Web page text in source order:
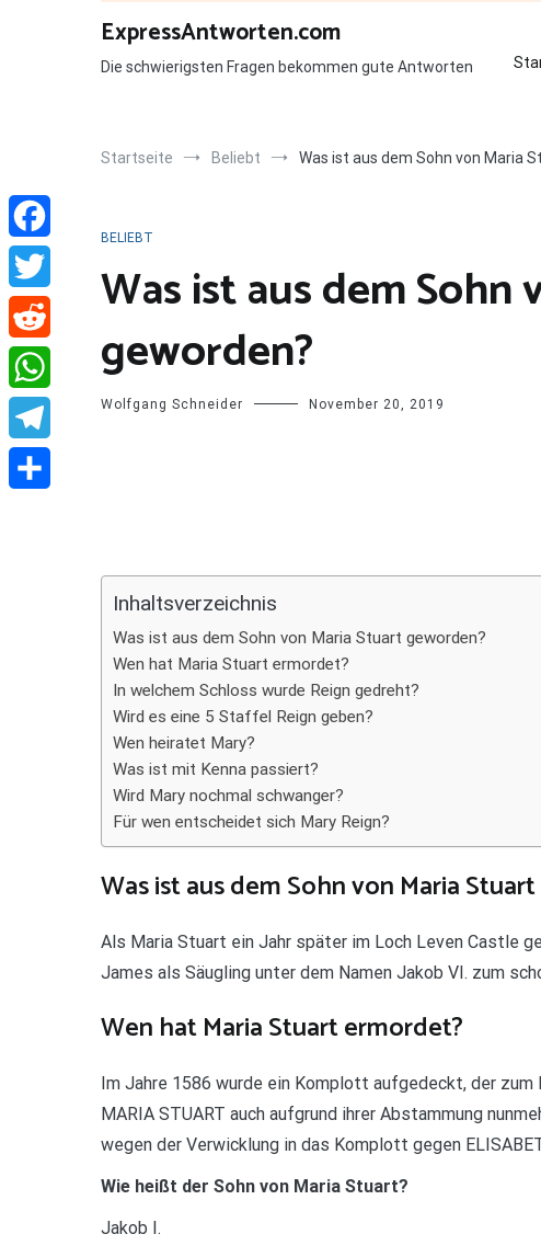
ExpressAntworten.com
Die schwierigsten Fragen bekommen gute Antworten
Startseite Beliebt Was ist aus dem Sohn von Maria
BELIEBT
Was ist aus dem Sohn
geworden?
Wolfgang Schneider November 20, 2019
Inhaltsverzeichnis
Was ist aus dem Sohn von Maria Stuart geworden?
Wen hat Maria Stuart ermordet?
In welchem Schloss wurde Reign gedreht?
Wird es eine 5 Staffel Reign geben?
Wen heiratet Mary?
Was ist mit Kenna passiert?
Wird Mary nochmal schwanger?
Für wen entscheidet sich Mary Reign?
Was ist aus dem Sohn von Maria
Als Maria Stuart ein Jahr später im Loch Leven Castle
James als Säugling unter dem Namen Jakob VI. zum
Wen hat Maria Stuart ermordet?
Im Jahre 1586 wurde ein Komplott aufgedeckt, der zum
MARIA STUART auch aufgrund ihrer Abstammung
wegen der Verwicklung in das Komplott gegen
Wie heißt der Sohn von Maria Stuart?
Jakob I.
Facebook
Twitter
Reddit
WhatsApp
Telegram